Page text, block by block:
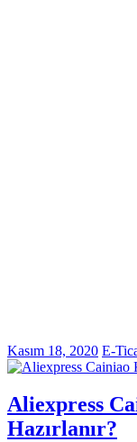
Kasım 18, 2020 E-
Aliexpress
Hazırlanır?